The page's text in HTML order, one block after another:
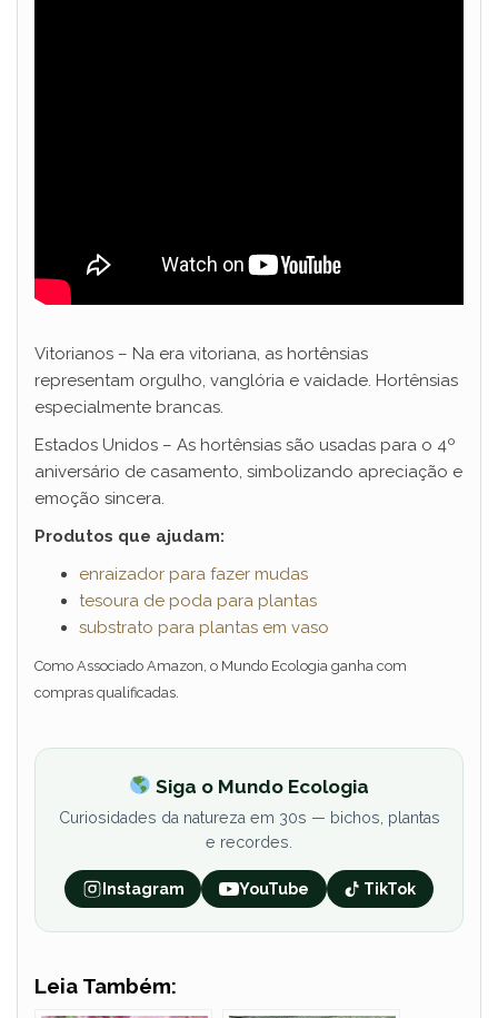
Vitorianos – Na era vitoriana, as hortênsias
representam orgulho, vanglória e vaidade. Hortênsias
especialmente brancas.
Estados Unidos – As hortênsias são usadas para o 4º
aniversário de casamento, simbolizando apreciação e
emoção sincera.
Produtos que ajudam:
enraizador para fazer mudas
tesoura de poda para plantas
substrato para plantas em vaso
Como Associado Amazon, o Mundo Ecologia ganha com
compras qualificadas.
Siga o Mundo Ecologia
Curiosidades da natureza em 30s — bichos, plantas
e recordes.
Instagram YouTube TikTok
Leia Também: